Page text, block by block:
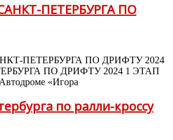
ПЕТЕРБУРГА ПО
ПО ДРИФТУ 2024 1 ЭТАП
«Игора
по ралли-кроссу